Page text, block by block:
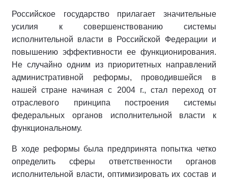
Российское государство прилагает значительные
усилия к совершенствованию системы
исполнительной власти в Российской Федерации и
повышению эффективности ее функционирования.
Не случайно одним из приоритетных направлений
административной реформы, проводившейся в
нашей стране начиная с 2004 г., стал переход от
отраслевого принципа построения системы
федеральных органов исполнительной власти к
функциональному.
В ходе реформы была предпринята попытка четко
определить сферы ответственности органов
исполнительной власти, оптимизировать их состав и